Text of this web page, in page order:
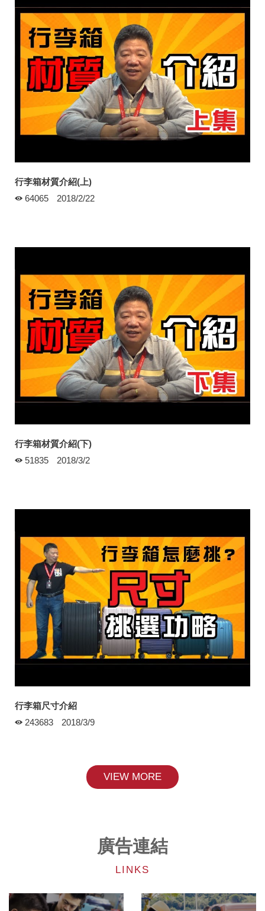
行李箱材質介紹(上)
64065
2018/2/22
行李箱材質介紹(下)
51835
2018/3/2
行李箱尺寸介紹
243683
2018/3/9
VIEW MORE
廣告連結
LINKS